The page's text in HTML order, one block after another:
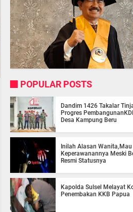
POPULAR POSTS
Dandim 1426 Takalar
Progres
Desa Kampung Beru
Inilah Alasan
Keperawanannya Meski
Resmi Statusnya
Kapolda Sulsel Melayat
Penembakan KKB Papua